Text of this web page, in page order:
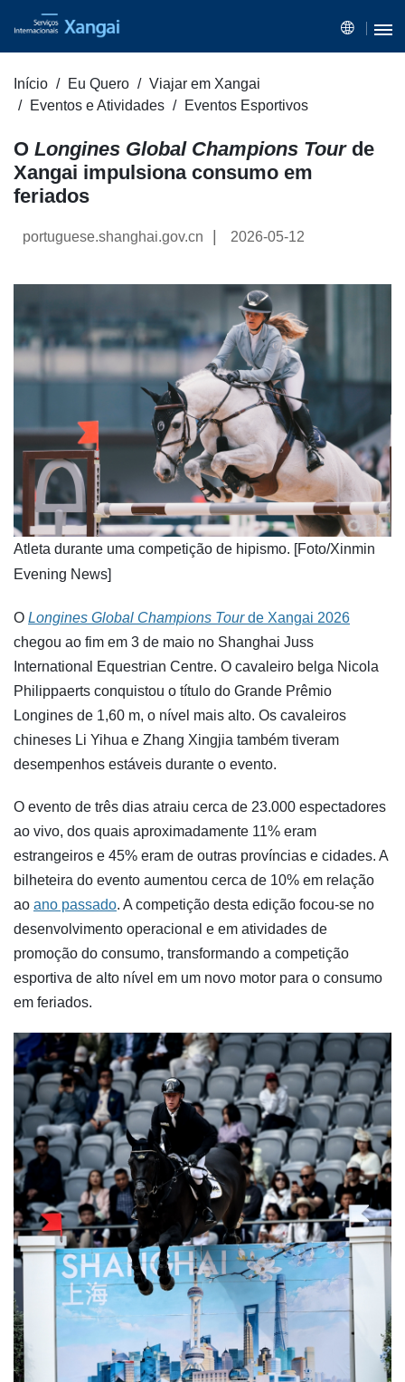
Início Eu Quero
Viajar em Xangai
Eventos e Atividades
Eventos Esportivos
O Longines Global Champions Tourde
Xangai impulsiona consumo em
feriados
portuguese.shanghai.gov.cn 2026-05-12
​Atleta durante uma competição de hipismo. [Foto/Xinmin
Evening News]
O Longines Global Champions Tourde Xangai 2026
chegou ao fim em 3 de maio no Shanghai Juss
International Equestrian Centre. O cavaleiro belga Nicola
Philippaerts conquistou o título do Grande Prêmio
Longines de 1,60 m, o nível mais alto. Os cavaleiros
chineses Li Yihua e Zhang Xingjia também tiveram
desempenhos estáveis durante o evento.
O evento de três dias atraiu cerca de 23.000 espectadores
ao vivo, dos quais aproximadamente 11% eram
estrangeiros e 45% eram de outras províncias e cidades. A
bilheteira do evento aumentou cerca de 10% em relação
ao ano passado. A competição desta edição focou-se no
desenvolvimento operacional e em atividades de
promoção do consumo, transformando a competição
esportiva de alto nível em um novo motor para o consumo
em feriados.